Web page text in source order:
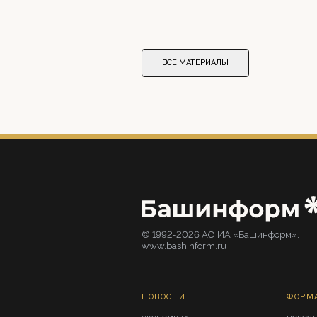
ВСЕ МАТЕРИАЛЫ
© 1992-2026 АО ИА «Башинформ».
www.bashinform.ru
НОВОСТИ